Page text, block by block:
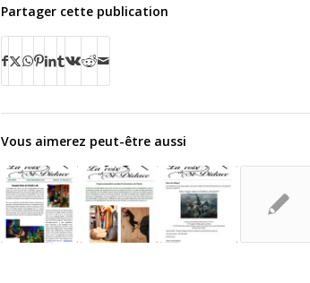
Partager cette publication
Vous aimerez peut-être aussi